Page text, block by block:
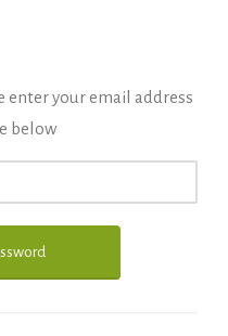
enter your email address
below